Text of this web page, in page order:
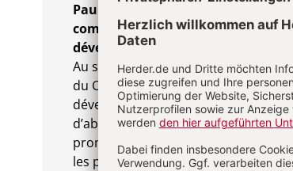
Paul Batibonak : La
commerce. Risques pour l’OMC
développement
Au sujet du commerce numérique,
du Commerce (OMC) sont en
développement ont pour but de
d’abord des capacités eux-mêmes.
promouvoir le développement
les pays industrialisés et un petit